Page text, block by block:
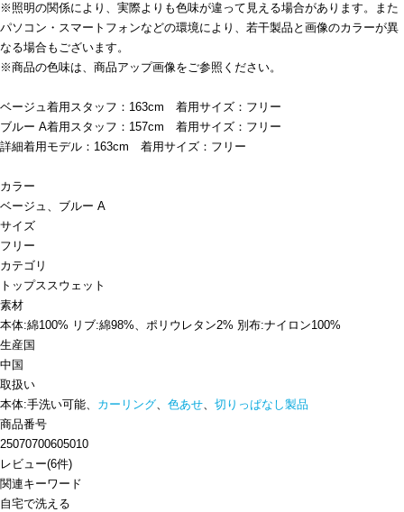
※照明の関係により、実際よりも色味が違って見える場合があります。また
パソコン・スマートフォンなどの環境により、若干製品と画像のカラーが異
なる場合もございます。
※商品の色味は、商品アップ画像をご参照ください。
ベージュ着用スタッフ：163cm 着用サイズ：フリー
ブルー A着用スタッフ：157cm 着用サイズ：フリー
詳細着用モデル：163cm 着用サイズ：フリー
カラー
ベージュ、ブルー A
サイズ
フリー
カテゴリ
トップススウェット
素材
本体:綿100% リブ:綿98%、ポリウレタン2% 別布:ナイロン100%
生産国
中国
取扱い
本体:手洗い可能、 カーリング、 色あせ、 切りっぱなし製品
商品番号
25070700605010
レビュー(6件)
関連キーワード
自宅で洗える